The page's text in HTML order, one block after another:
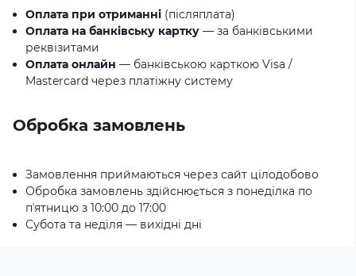
Оплата при отриманні (післяплата)
Оплата на банківську картку — за банківськими
реквізитами
Оплата онлайн — банківською карткою Visa /
Mastercard через платіжну систему
Обробка замовлень
Замовлення приймаються через сайт цілодобово
Обробка замовлень здійснюється з понеділка по
пʼятницю з 10:00 до 17:00
Субота та неділя — вихідні дні